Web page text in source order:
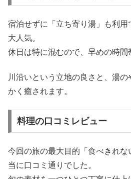
宿泊せずに「立ち寄り湯」も利用
大人気。
休日は特に混むので、早めの時間
川沿いという立地の良さと、湯
かく癒されます。
料理の口コミレビュー
今回の旅の最大目的「食べきれ
当に口コミ通りでした。